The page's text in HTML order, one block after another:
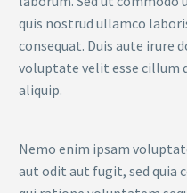
quis nostrud ullamco
consequat. Duis aute irure
voluptate velit esse cillum
aliquip.
Nemo enim ipsam
aut odit aut fugit, sed quia